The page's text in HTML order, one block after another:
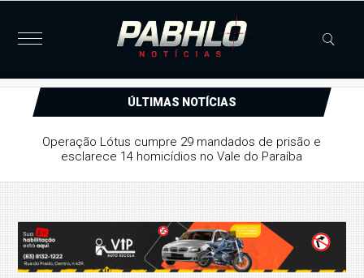
ÚLTIMAS NOTÍCIAS
Operação Lótus cumpre 29 mandados de prisão e
esclarece 14 homicídios no Vale do Paraíba